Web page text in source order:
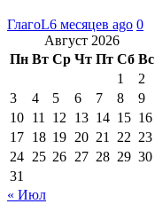
ГлагоL6 месяцев ago 0
Август 2026
Пн Вт Ср Чт Пт Сб Вс
1
2
3
4 5 6 7 8
9
10 11 12 13 14 15 16
17 18 19 20 21 22 23
24 25 26 27 28 29 30
31
« Июл